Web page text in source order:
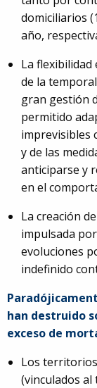
domiciliarios
año,
La
de la
gran gestión
permitido
imprevisibles
y de las
anticiparse y
en el
La creación
impulsada
evoluciones
indefinido
han destruido
exceso de
Los
(vinculados